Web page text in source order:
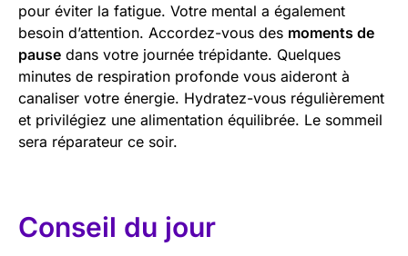
pour éviter la fatigue. Votre mental a également
besoin d’attention. Accordez-vous des moments de
pause dans votre journée trépidante. Quelques
minutes de respiration profonde vous aideront à
canaliser votre énergie. Hydratez-vous régulièrement
et privilégiez une alimentation équilibrée. Le sommeil
sera réparateur ce soir.
Conseil du jour